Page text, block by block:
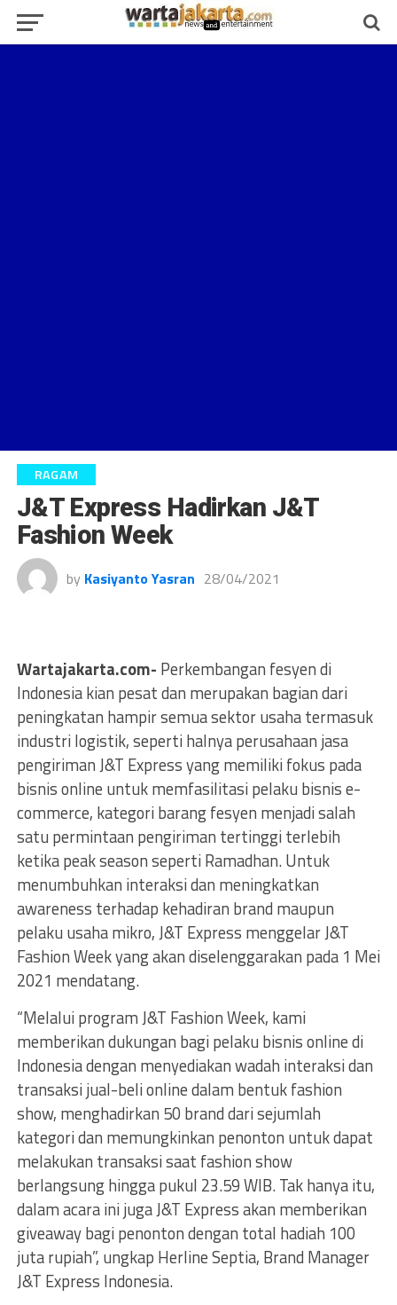
RAGAM
J&T Express Hadirkan J&T
Fashion Week
by Kasiyanto Yasran 28/04/2021
Wartajakarta.com- Perkembangan fesyen di
Indonesia kian pesat dan merupakan bagian dari
peningkatan hampir semua sektor usaha termasuk
industri logistik, seperti halnya perusahaan jasa
pengiriman J&T Express yang memiliki fokus pada
bisnis online untuk memfasilitasi pelaku bisnis e-
commerce, kategori barang fesyen menjadi salah
satu permintaan pengiriman tertinggi terlebih
ketika peak season seperti Ramadhan. Untuk
menumbuhkan interaksi dan meningkatkan
awareness terhadap kehadiran brand maupun
pelaku usaha mikro, J&T Express menggelar J&T
Fashion Week yang akan diselenggarakan pada 1 Mei
2021 mendatang.
“Melalui program J&T Fashion Week, kami
memberikan dukungan bagi pelaku bisnis online di
Indonesia dengan menyediakan wadah interaksi dan
transaksi jual-beli online dalam bentuk fashion
show, menghadirkan 50 brand dari sejumlah
kategori dan memungkinkan penonton untuk dapat
melakukan transaksi saat fashion show
berlangsung hingga pukul 23.59 WIB. Tak hanya itu,
dalam acara ini juga J&T Express akan memberikan
giveaway bagi penonton dengan total hadiah 100
juta rupiah”, ungkap Herline Septia, Brand Manager
J&T Express Indonesia.